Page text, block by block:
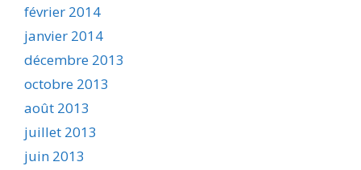
février 2014
janvier 2014
décembre 2013
octobre 2013
août 2013
juillet 2013
juin 2013